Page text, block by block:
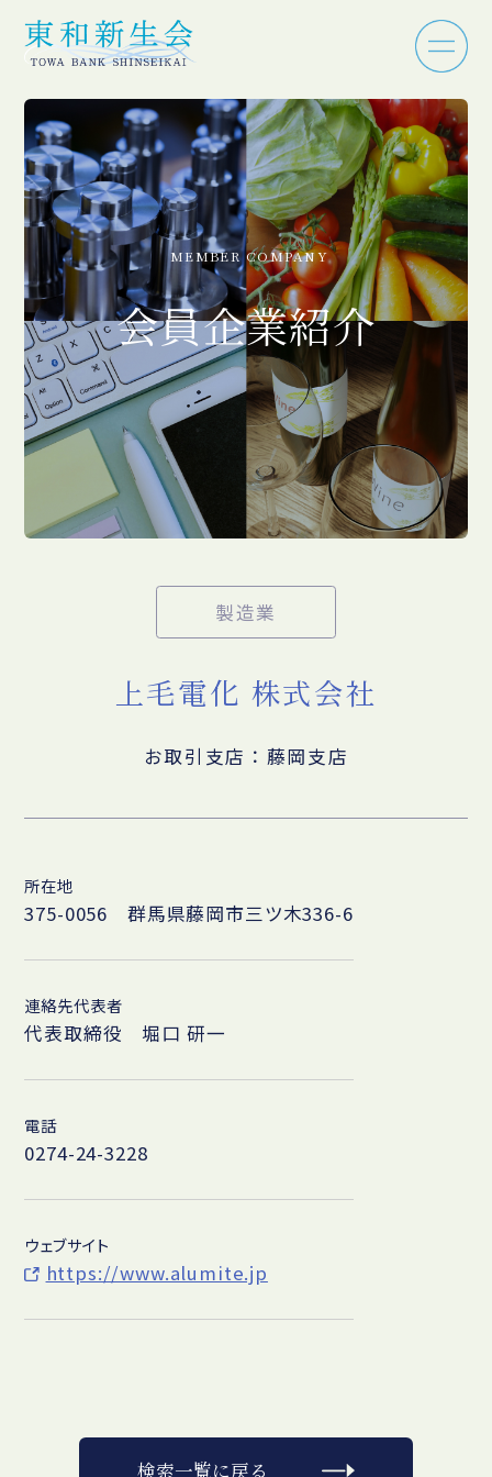
MEMBER COMPANY
会員企業紹介
製造業
上毛電化 株式会社
お取引支店：藤岡支店
所在地
375-0056 群馬県藤岡市三ツ木336-6
連絡先代表者
代表取締役 堀口 研一
電話
0274-24-3228
ウェブサイト
https://www.alumite.jp
検索一覧に戻る